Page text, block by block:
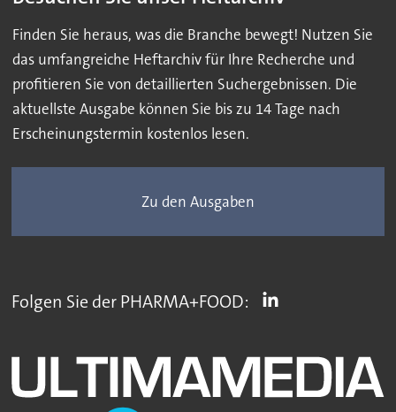
Finden Sie heraus, was die Branche bewegt! Nutzen Sie
das umfangreiche Heftarchiv für Ihre Recherche und
profitieren Sie von detaillierten Suchergebnissen. Die
aktuellste Ausgabe können Sie bis zu 14 Tage nach
Erscheinungstermin kostenlos lesen.
Zu den Ausgaben
Folgen Sie der PHARMA+FOOD: